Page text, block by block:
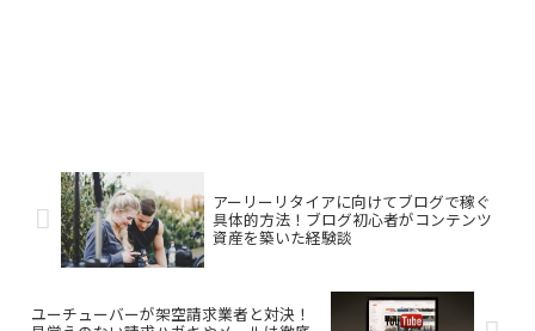
アーリーリタイアに向けてブログで稼ぐ
具体的方法！ブログ初心者がコンテンツ
資産を築いた経験談
ユーチューバーが架空請求業者と対決！